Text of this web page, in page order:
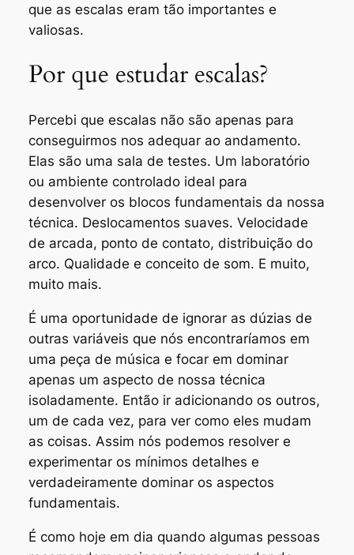
que as escalas eram tão importantes e
valiosas.
Por que estudar escalas?
Percebi que escalas não são apenas para
conseguirmos nos adequar ao andamento.
Elas são uma sala de testes. Um laboratório
ou ambiente controlado ideal para
desenvolver os blocos fundamentais da nossa
técnica. Deslocamentos suaves. Velocidade
de arcada, ponto de contato, distribuição do
arco. Qualidade e conceito de som. E muito,
muito mais.
É uma oportunidade de ignorar as dúzias de
outras variáveis que nós encontraríamos em
uma peça de música e focar em dominar
apenas um aspecto de nossa técnica
isoladamente. Então ir adicionando os outros,
um de cada vez, para ver como eles mudam
as coisas. Assim nós podemos resolver e
experimentar os mínimos detalhes e
verdadeiramente dominar os aspectos
fundamentais.
É como hoje em dia quando algumas pessoas